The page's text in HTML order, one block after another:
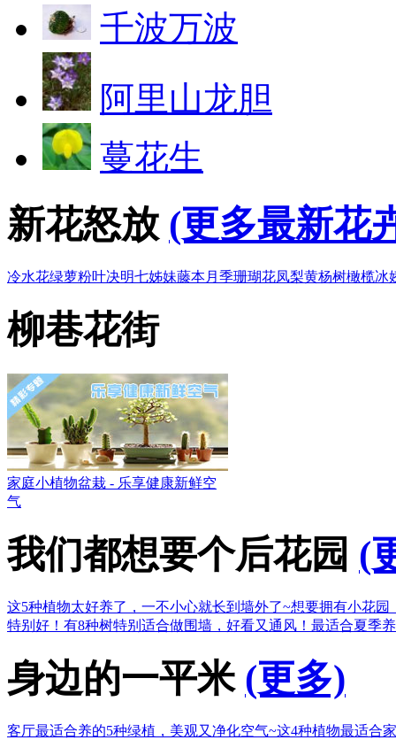
千波万波
阿里山龙胆
蔓花生
新花怒放 (更多最新花
冷水花绿萝粉叶决明七姊妹藤本月季珊瑚花凤梨黄杨树橄榄冰
柳巷花街
家庭小植物盆栽 - 乐享健康新鲜空
气
我们都想要个后花园 (
这5种植物太好养了，一不小心就长到墙外了~想要拥有小花园
特别好！ 有8种树特别适合做围墙，好看又通风！ 最适合夏季
身边的一平米 (更多)
客厅最适合养的5种绿植，美观又净化空气~这4种植物最适合